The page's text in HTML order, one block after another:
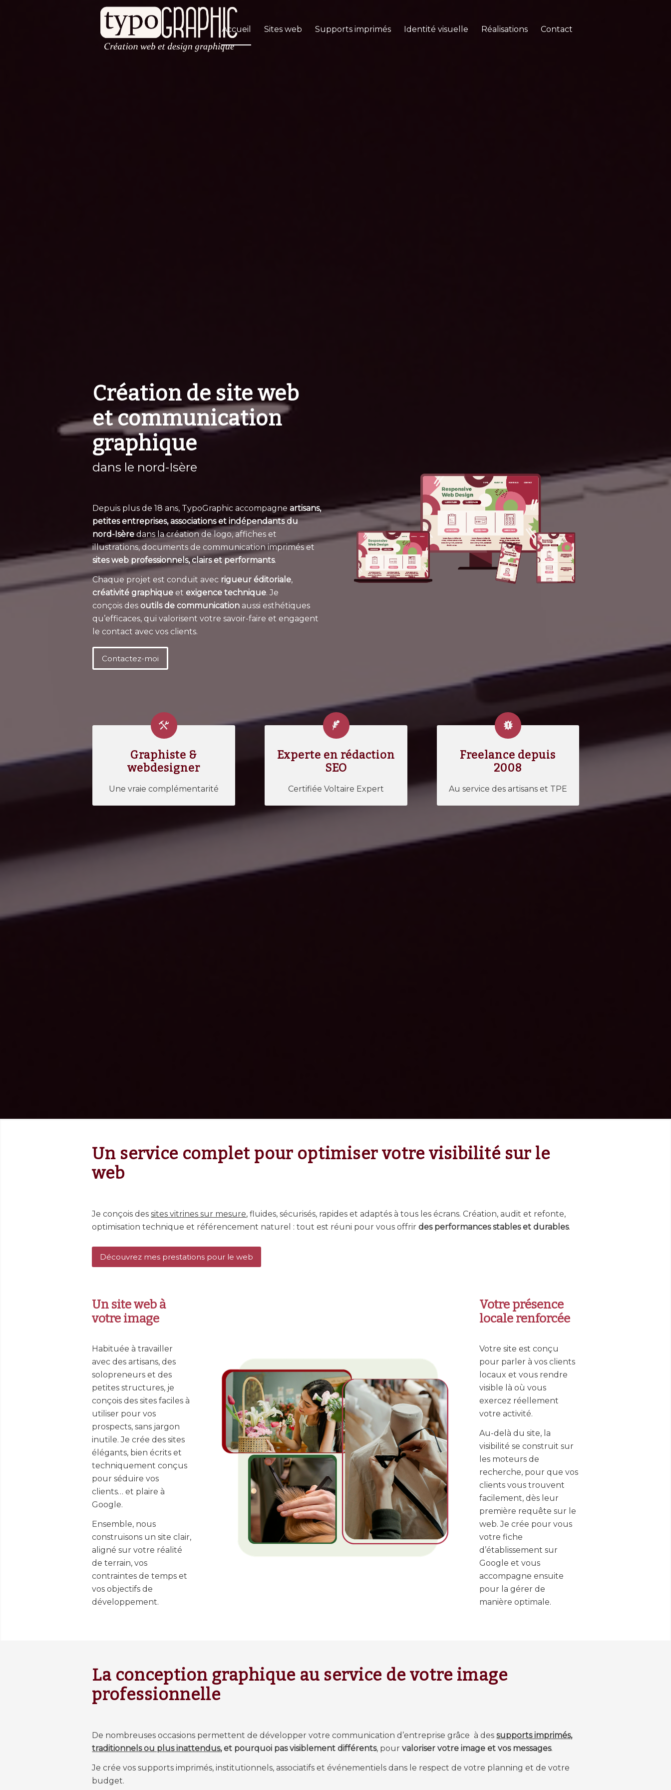
Accueil Sites web Supports imprimés Identité visuelle Réalisations Contact
Création de site web
et communication
graphique
dans le nord-Isère
Depuis plus de 18 ans, TypoGraphic accompagne artisans,
petites entreprises, associations et indépendants du
nord-Isèredans la création de logo, affiches et
illustrations, documents de communication imprimés et
sites web professionnels, clairs et performants.
Chaque projet est conduit avec rigueur éditoriale,
créativité graphiqueet exigence technique. Je
conçois des outils de communicationaussi esthétiques
qu’efficaces, qui valorisent votre savoir-faire et engagent
le contact avec vos clients.
Contactez-moi
Graphiste &
webdesigner
Une vraie complémentarité
Experte en rédaction
SEO
Certifiée Voltaire Expert
Freelance depuis
2008
Au service des artisans et TPE
Un service complet pour optimiser votre visibilité sur le
web
Je conçois dessites vitrines sur mesure, fluides, sécurisés, rapides et adaptés à tous les écrans. Création, audit et refonte,
optimisation technique et référencement naturel : tout est réuni pour vous offrirdes performances stables et durables.
Découvrez mes prestations pour le web
Un site web à
votre image
Habituée à travailler
avec des artisans, des
solopreneurs et des
petites structures, je
conçois des sites faciles à
utiliser pour vos
prospects, sans jargon
inutile. Je crée des sites
élégants, bien écrits et
techniquement conçus
pour séduire vos
clients… et plaire à
Google.
Ensemble, nous
construisons un site clair,
aligné sur votre réalité
de terrain, vos
contraintes de temps et
vos objectifs de
développement.
Votre présence
locale renforcée
Votre site est conçu
pour parler à vos clients
locaux et vous rendre
visible là où vous
exercez réellement
votre activité.
Au-delà du site, la
visibilité se construit sur
les moteurs de
recherche, pour que vos
clients vous trouvent
facilement, dès leur
première requête sur le
web. Je crée pour vous
votre fiche
d’établissement sur
Google et vous
accompagne ensuite
pour la gérer de
manière optimale.
La conception graphique au service de votre image
professionnelle
De nombreuses occasions permettent de développer votre communication d’entreprise grâce à dessupports imprimés,
traditionnels ou plus inattendus, et pourquoi pasvisiblement différents, pourvaloriser votre image et vos messages.
Je crée vos supports imprimés, institutionnels, associatifs et événementiels dans le respect de votre planning et de votre
budget.